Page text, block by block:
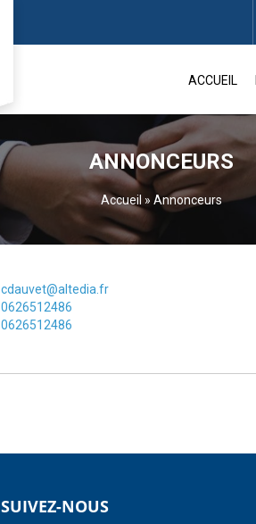
ACCUEIL
ANNONCEURS
Accueil » Annonceurs
cdauvet@altedia.fr
0626512486
0626512486
SUIVEZ-NOUS